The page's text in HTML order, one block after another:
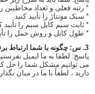
* رتبه فعلی و تعداد مخاطبین را
* سبک مونتاژ را تأیید کنید
* ثابت سیم کابل سیم را تأیید
* طول کابل و روش حمل را
3. س: چگونه با شما ارتباط
می توانیم مشکل شما را حل
دارید ، لطفاً با ما در میان